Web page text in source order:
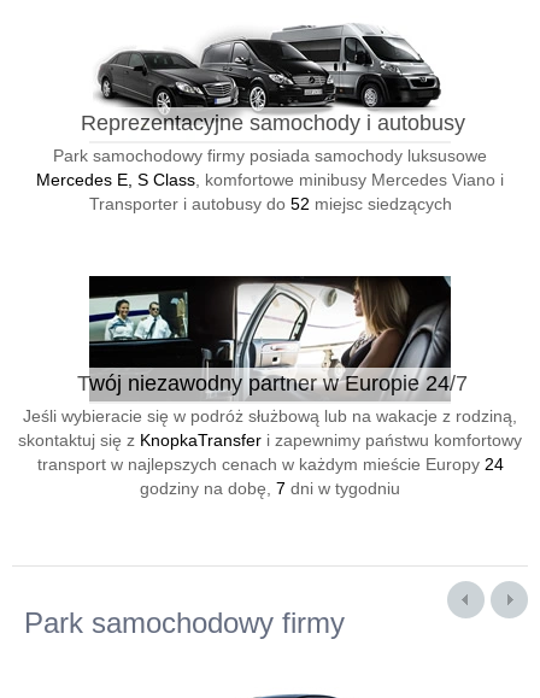
Reprezentacyjne samochody i autobusy
Park samochodowy firmy posiada samochody luksusowe
Mercedes E, S Class , komfortowe minibusy Mercedes Viano i
Transporter i autobusy do 52 miejsc siedzących
Twój niezawodny partner w Europie 24/7
Jeśli wybieracie się w podróż służbową lub na wakacje z rodziną,
skontaktuj się z KnopkaTransfer i zapewnimy państwu komfortowy
transport w najlepszych cenach w każdym mieście Europy 24
godziny na dobę, 7 dni w tygodniu
Park samochodowy firmy